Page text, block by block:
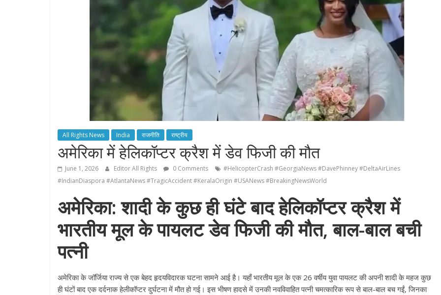
All Rights News India राजनीति राष्ट्रीय
अमेरिका में हेलिकॉप्टर क्रैश में डेव फिजी की मौत
June 1, 2026 Editor All Rights 0 Comments
#HelicopterCrash #GeorgiaNews #DavePhinney #DeltaAirLines
#IndianDiaspora #AtlantaNews #TragicAccident #KeralaOrigin #USANews #BreakingNewsWorld
अमेरिका: शादी के कुछ ही घंटे बाद हेलिकॉप्टर क्रैश में
भारतीय मूल के पायलट डेव फिजी की मौत, बाल-बाल बची
पत्नी
अमेरिका के जॉर्जिया राज्य से एक बेहद हृदयविदारक घटना सामने आई है। यहाँ भारतीय मूल के एक 26 वर्षीय युवा पायलट की अपनी शादी के महज कुछ
ही घंटों बाद एक दर्दनाक हेलीकॉप्टर दुर्घटना में मौत हो गई। इस भीषण हादसे में उनकी नवविवाहित पत्नी चमत्कारिक रूप से बाल-बाल बच गईं, जिनका